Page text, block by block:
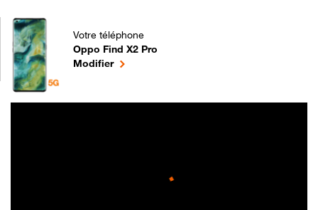
Votre téléphone
Oppo Find X2 Pro
Comment gérer les applications de votre Mobile ?
Modifierle téléphone sélectionné